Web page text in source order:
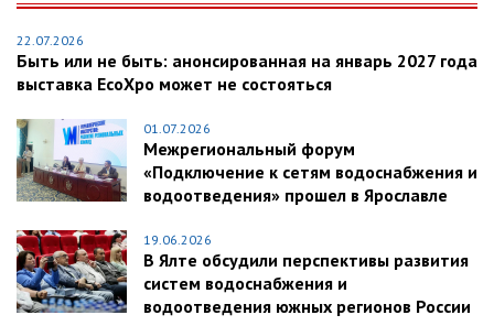
22.07.2026
Быть или не быть: анонсированная на январь 2027 года
выставка EcoXpo может не состояться
01.07.2026
Межрегиональный форум
«Подключение к сетям водоснабжения и
водоотведения» прошел в Ярославле
19.06.2026
В Ялте обсудили перспективы развития
систем водоснабжения и
водоотведения южных регионов России